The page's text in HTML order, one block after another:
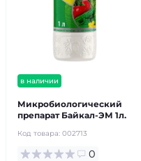
в наличии
Микробиологический
препарат Байкал-ЭМ 1л.
Код товара: 002713
0